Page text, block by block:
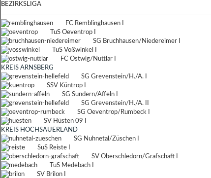
BEZIRKSLIGA
FC Remblinghausen I
TuS Oeventrop I
SG Bruchhausen/Niedereimer I
TuS Voßwinkel I
FC Ostwig/Nuttlar I
KREIS ARNSBERG
SG Grevenstein/H./A. I
SSV Küntrop I
SG Sundern/Affeln I
SG Grevenstein/H./A. II
SG Oeventrop/Rumbeck I
SV Hüsten 09 I
KREIS HOCHSAUERLAND
SG Nuhnetal/Züschen I
SuS Reiste I
SV Oberschledorn/Grafschaft I
TuS Medebach I
SV Brilon I